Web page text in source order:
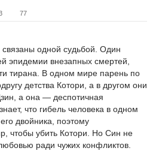
77
одной судьбой. Один
эпидемии внезапных смертей,
тирана. В одном мире парень по
детства Котори, а в другом они
а она — деспотичная
что гибель человека в одном
двойника, поэтому
чтобы убить Котори. Но Син не
ради чужих конфликтов.